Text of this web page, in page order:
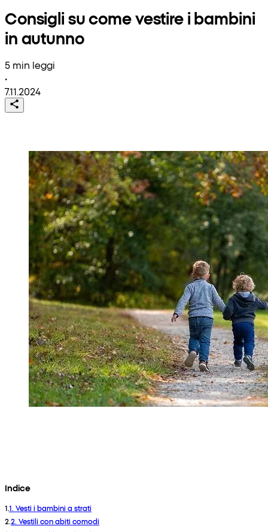
Consigli su come vestire i bambini
in autunno
5 min leggi
•
7.11.2024
Indice
1.1. Vesti i bambini a strati
2.2. Vestili con abiti comodi